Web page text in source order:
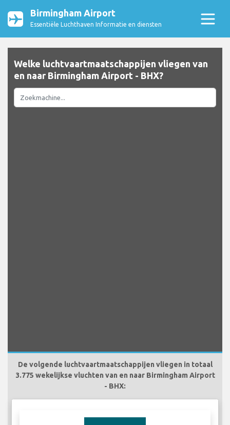
Birmingham Airport
Essentiële Luchthaven Informatie en diensten
Welke luchtvaartmaatschappijen vliegen van
en naar Birmingham Airport - BHX?
De volgende luchtvaartmaatschappijen vliegen in totaal
3.775 wekelijkse vluchten van en naar Birmingham Airport
- BHX: